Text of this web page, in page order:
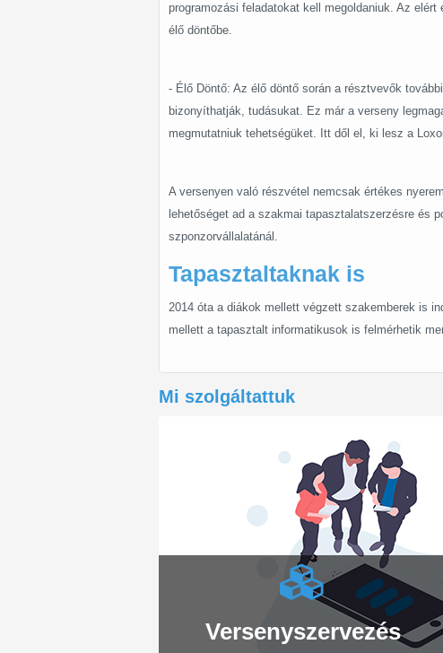
programozási feladatokat kell megoldaniuk. Az
élő döntőbe.
- Élő Döntő: Az élő döntő során a résztvevők
bizonyíthatják, tudásukat. Ez már a verseny
megmutatniuk tehetségüket. Itt dől el, ki lesz a
A versenyen való részvétel nemcsak értékes
lehetőséget ad a szakmai tapasztalatszerzésre és
szponzorvállalatánál.
Tapasztaltaknak is
2014 óta a diákok mellett végzett szakemberek is
mellett a tapasztalt informatikusok is felmérhetik
Mi szolgáltattuk
Versenyszervezés